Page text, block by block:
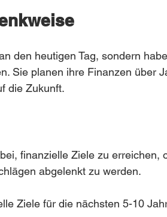
den heutigen Tag, sondern
Sie planen ihre Finanzen über
die Zukunft.
finanzielle Ziele zu erreichen,
abgelenkt zu werden.
Ziele für die nächsten 5-10